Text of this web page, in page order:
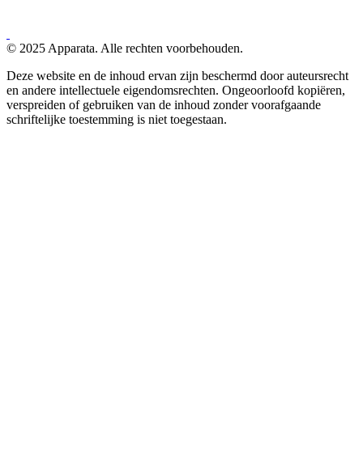
© 2025 Apparata. Alle rechten voorbehouden.
Deze website en de inhoud ervan zijn beschermd door auteursrecht
en andere intellectuele eigendomsrechten. Ongeoorloofd kopiëren,
verspreiden of gebruiken van de inhoud zonder voorafgaande
schriftelijke toestemming is niet toegestaan.